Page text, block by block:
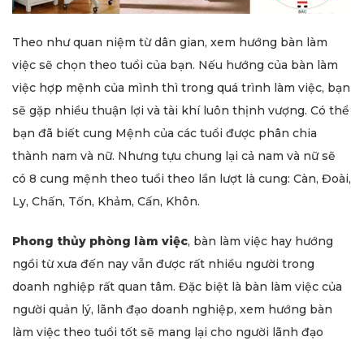
Theo như quan niệm từ dân gian, xem hướng bàn làm
việc sẽ chọn theo tuổi của bạn. Nếu hướng của bàn làm
việc hợp mệnh của mình thì trong quá trình làm việc, bạn
sẽ gặp nhiều thuận lợi và tài khí luôn thịnh vượng. Có thể
bạn đã biết cung Mệnh của các tuổi được phân chia
thành nam và nữ. Nhưng tựu chung lại cả nam và nữ sẽ
có 8 cung mệnh theo tuổi theo lần lượt là cung: Càn, Đoài,
Ly, Chấn, Tốn, Khảm, Cấn, Khôn.
Phong thủy phòng làm việc, bàn làm việc hay hướng
ngồi từ xưa đến nay vẫn được rất nhiều người trong
doanh nghiệp rất quan tâm. Đặc biệt là bàn làm việc của
người quản lý, lãnh đạo doanh nghiệp, xem hướng bàn
làm việc theo tuổi tốt sẽ mang lại cho người lãnh đạo